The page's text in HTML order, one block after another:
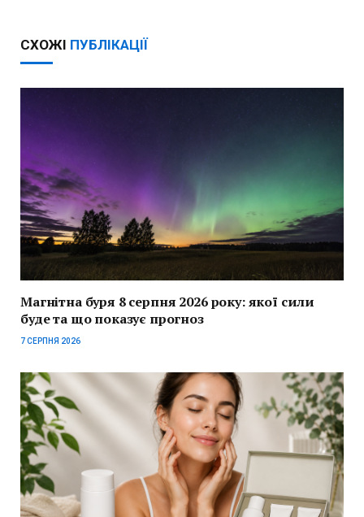
СХОЖІ ПУБЛІКАЦІЇ
Магнітна буря 8 серпня 2026 року: якої сили
буде та що показує прогноз
7 СЕРПНЯ 2026